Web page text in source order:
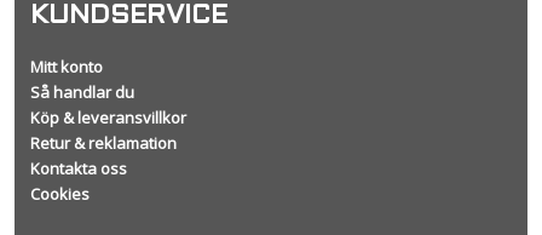
KUNDSERVICE
Mitt konto
Så handlar du
Köp & leveransvillkor
Retur & reklamation
Kontakta oss
Cookies